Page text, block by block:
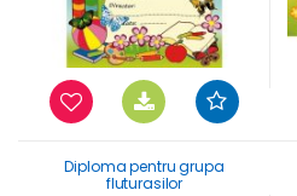
Diploma pentru grupa
fluturasilor